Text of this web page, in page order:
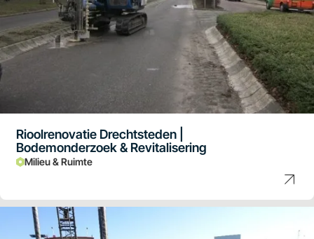
Rioolrenovatie Drechtsteden |
Bodemonderzoek & Revitalisering
Milieu & Ruimte